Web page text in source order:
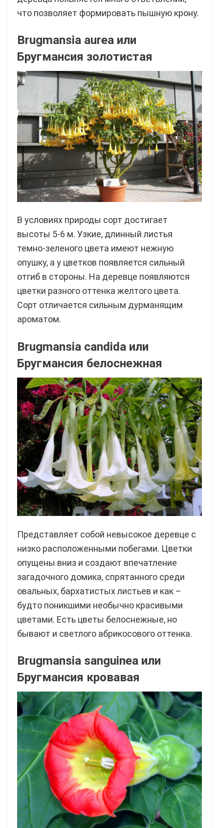
что позволяет формировать пышную крону.
Brugmansia aurea или
Бругмансия золотистая
В условиях природы сорт достигает
высоты 5-6 м. Узкие, длинный листья
темно-зеленого цвета имеют нежную
опушку, а у цветков появляется сильный
отгиб в стороны. На деревце появляются
цветки разного оттенка желтого цвета.
Сорт отличается сильным дурманящим
ароматом.
Brugmansia candida или
Бругмансия белоснежная
Представляет собой невысокое деревце с
низко расположенными побегами. Цветки
опущены вниз и создают впечатление
загадочного домика, спрятанного среди
овальных, бархатистых листьев и как –
будто поникшими необычно красивыми
цветами. Есть цветы белоснежные, но
бывают и светлого абрикосового оттенка.
Brugmansia sanguinea или
Бругмансия кровавая